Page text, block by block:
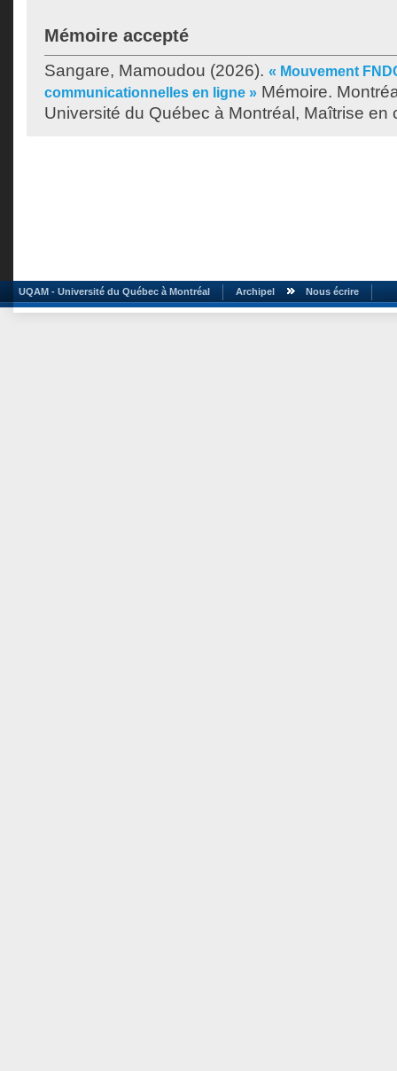
Mémoire accepté
Sangare, Mamoudou (2026). « Mouvement
communicationnelles en ligne » Mémoire.
Université du Québec à Montréal, Maîtrise en
UQAM - Université du Québec à Montréal Archipel Nous écrire